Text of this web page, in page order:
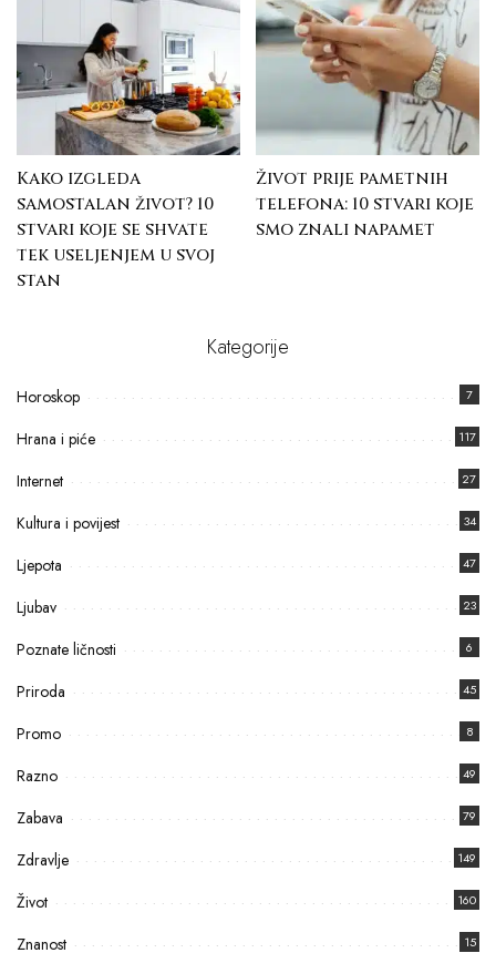
Kako izgleda
samostalan život? 10
stvari koje se shvate
tek useljenjem u svoj
stan
Život prije pametnih
telefona: 10 stvari koje
smo znali napamet
Kategorije
Horoskop 7
Hrana i piće 117
Internet 27
Kultura i povijest 34
Ljepota 47
Ljubav 23
Poznate ličnosti 6
Priroda 45
Promo 8
Razno 49
Zabava 79
Zdravlje 149
Život 160
Znanost 15